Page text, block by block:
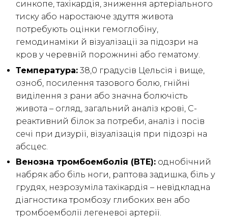
синкопе, тахікардія, зниження артеріального
тиску або наростаюче здуття живота
потребують оцінки гемоглобіну,
гемодинаміки й візуалізації за підозри на
кров у черевній порожнині або гематому.
Температура: 38,0 градусів Цельсія і вище,
озноб, посилення тазового болю, гнійні
виділення з рани або значна болючість
живота – огляд, загальний аналіз крові, С-
реактивний білок за потреби, аналіз і посів
сечі при дизурії, візуалізація при підозрі на
абсцес.
Венозна тромбоемболія (ВТЕ): однобічний
набряк або біль ноги, раптова задишка, біль у
грудях, незрозуміла тахікардія – невідкладна
діагностика тромбозу глибоких вен або
тромбоемболії легеневої артерії.